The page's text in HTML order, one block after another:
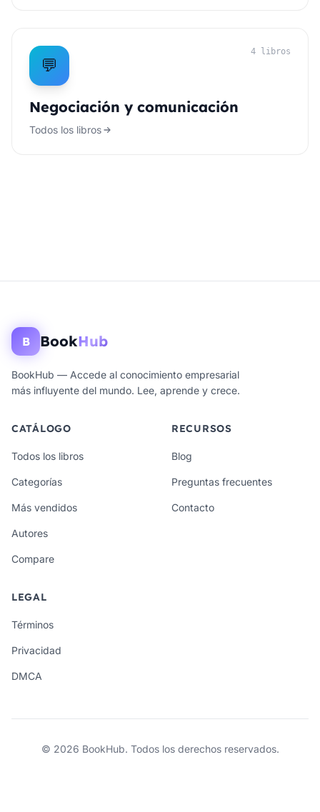
💬
4 libros
Negociación y comunicación
Todos los libros
B BookHub
BookHub — Accede al conocimiento empresarial
más influyente del mundo. Lee, aprende y crece.
CATÁLOGO
Todos los libros
Categorías
Más vendidos
Autores
Compare
RECURSOS
Blog
Preguntas frecuentes
Contacto
LEGAL
Términos
Privacidad
DMCA
© 2026 BookHub. Todos los derechos reservados.